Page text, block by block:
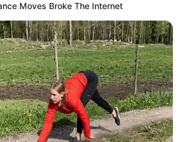
Moves Broke The Internet